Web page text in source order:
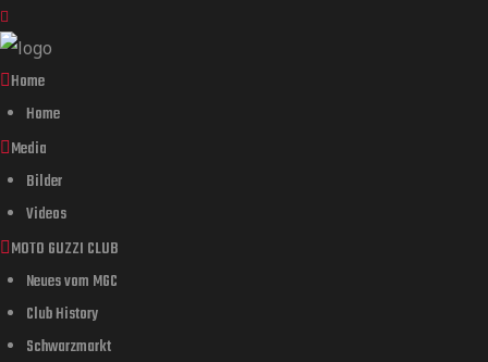
Home
Home
Media
Bilder
Videos
MOTO GUZZI CLUB
Neues vom MGC
Club History
Schwarzmarkt